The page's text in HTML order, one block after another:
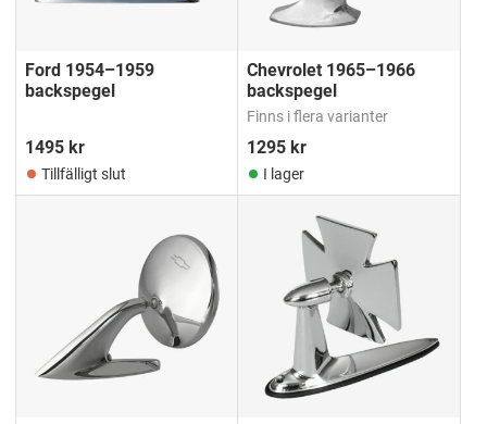
Ford 1954–1959
backspegel
1495 kr
Tillfälligt slut
Chevrolet 1965–1966
backspegel
Finns i flera varianter
1295 kr
I lager